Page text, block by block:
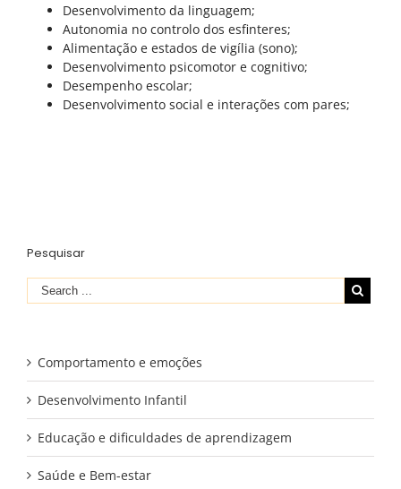
Desenvolvimento da linguagem;
Autonomia no controlo dos esfinteres;
Alimentação e estados de vigília (sono);
Desenvolvimento psicomotor e cognitivo;
Desempenho escolar;
Desenvolvimento social e interações com pares;
Pesquisar
Comportamento e emoções
Desenvolvimento Infantil
Educação e dificuldades de aprendizagem
Saúde e Bem-estar
EDUCARES
Sobre Nós
CONTACTOS
Av. Heliodoro Salgado 57
Email:educares@ educares.com.pt